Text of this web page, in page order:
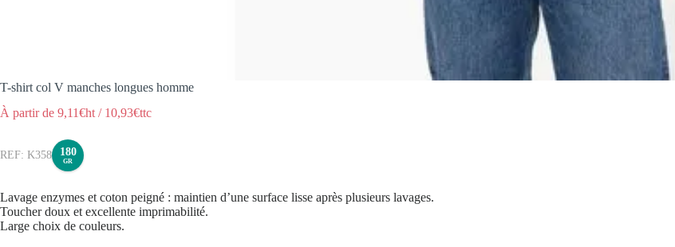
T-shirt col V manches longues homme
À partir de 9,11€ht / 10,93€ttc
K358 180
GR
Lavage enzymes et coton peigné : maintien d’une surface lisse après plusieurs lavages.
Toucher doux et excellente imprimabilité.
Large choix de couleurs.